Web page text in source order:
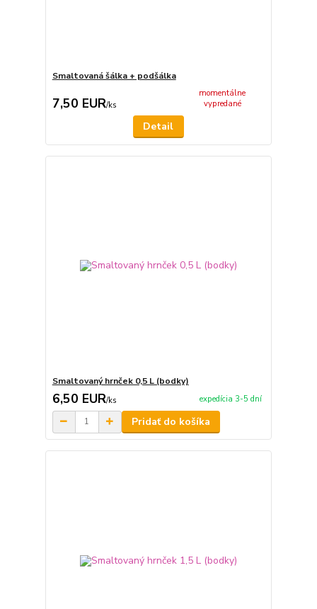
Smaltovaná šálka + podšálka
7,50 EUR/ks
momentálne
vypredané
Detail
Smaltovaný hrnček 0,5 L (bodky)
6,50 EUR/ks expedícia 3-5 dní
Pridať do košíka